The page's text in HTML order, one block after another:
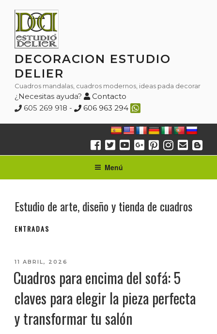
contenido
DECORACION ESTUDIO
DELIER
Cuadros mandalas, cuadros modernos, ideas pada decorar
¿Necesitas ayuda?
Contacto
605 269 918 -
606 963 294
Menú
Estudio de arte, diseño y tienda de cuadros
ENTRADAS
PUBLICADO
11 ABRIL, 2026
Cuadros para encima del sofá: 5
claves para elegir la pieza perfecta
y transformar tu salón